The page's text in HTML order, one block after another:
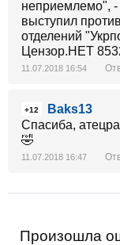
11.07.2018 16:54
+12
Baks13
Спасиба,
🤣
11.07.2018 16:47
Произошла